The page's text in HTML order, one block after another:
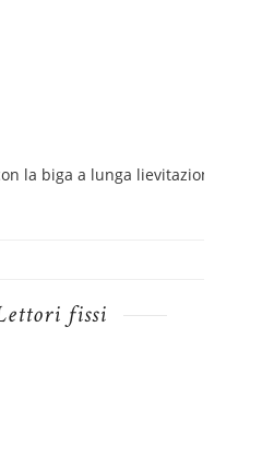
la biga a lunga lievitazione
fissi